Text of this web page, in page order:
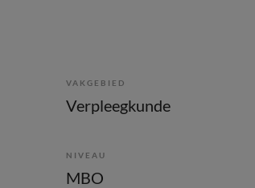
VAKGEBIED
Verpleegkunde
NIVEAU
MBO